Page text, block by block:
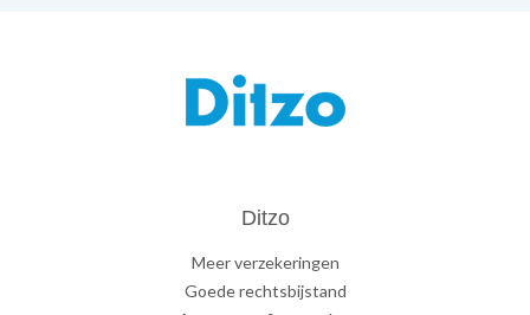
Ditzo
Meer verzekeringen
Goede rechtsbijstand